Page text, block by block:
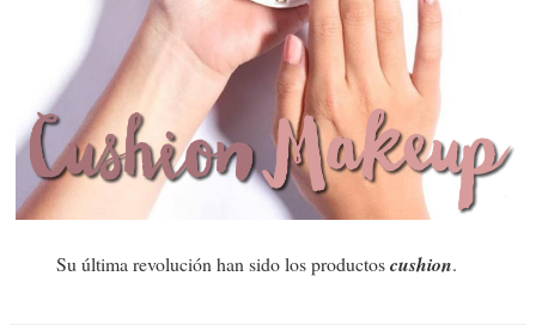
Su última revolución han sido los productoscushion.